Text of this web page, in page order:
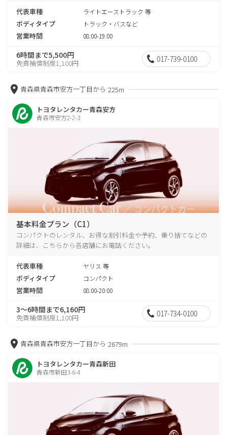
代表車種 ライトエーストラック 等
ボディタイプ トラック・バスなど
営業時間 08:00-19:00
6時間まで5,500円
免責補償制度1,100円 017-739-0100
青森県青森市安方一丁目から 225m
トヨタレンタカー青森安方
青森市安方2-2-3
基本料金プラン（C1）
コンパクトのレンタル、お得な割引料金や予約、乗り捨てなどの
詳細は、こちらから各店舗にお電話ください。
代表車種 ヤリス 等
ボディタイプ コンパクト
営業時間 08:00-20:00
3～6時間まで6,160円
免責補償制度1,100円 017-734-0100
青森県青森市安方一丁目から 2679m
トヨタレンタカー青森新田
青森市新田3-6-4